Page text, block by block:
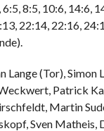
6:5, 8:5, 10:6, 14:6,
22:14, 22:16,
Lange (Tor), Simon
Patrick
Martin
Sven Matheis,